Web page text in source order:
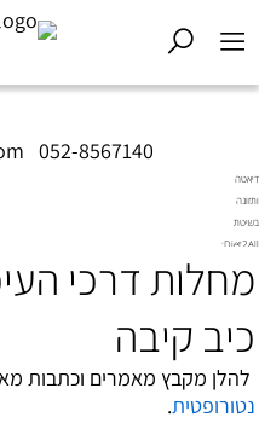
052-8567140
דיאטה
ותזונה
בשיטת
Diet2All:
שמאחורי
המושלם.
מחלות דרכי
כיב קיבה
להלן מקבץ מאמרים וכתבות
נטורופטית.